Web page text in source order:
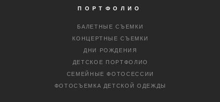
ПОРТФОЛИО
БАЛЕТНЫЕ СЪЕМКИ
КОНЦЕРТНЫЕ СЪЕМКИ
ДНИ РОЖДЕНИЯ
ДЕТСКОЕ ПОРТФОЛИО
СЕМЕЙНЫЕ ФОТОСЕССИИ
ФОТОСЪЕМКА ДЕТСКОЙ ОДЕЖДЫ